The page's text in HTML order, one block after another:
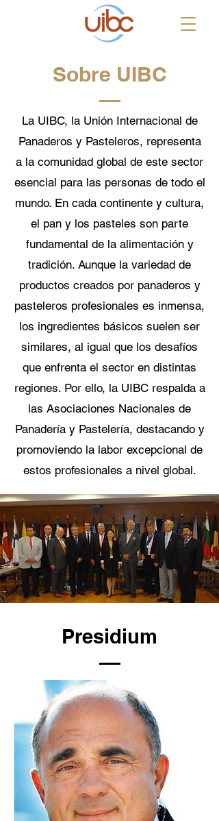
Sobre UIBC
La UIBC, la Unión Internacional de
Panaderos y Pasteleros, representa
a la comunidad global de este sector
esencial para las personas de todo el
mundo. En cada continente y cultura,
el pan y los pasteles son parte
fundamental de la alimentación y
tradición. Aunque la variedad de
productos creados por panaderos y
pasteleros profesionales es inmensa,
los ingredientes básicos suelen ser
similares, al igual que los desafíos
que enfrenta el sector en distintas
regiones. Por ello, la UIBC respalda a
las Asociaciones Nacionales de
Panadería y Pastelería, destacando y
promoviendo la labor excepcional de
estos profesionales a nivel global.
Presidium